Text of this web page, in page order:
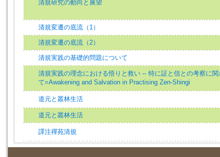
清規研究の動向と展望
清規変遷の底流（1）
清規変遷の底流（2）
清規実践の基礎的問題について
清規実践の理念における悟りと救い -- 特に証と信との考察に関
て=Awakening and Salvation in Practising Zen-Shingi
道元と叢林生活
道元と叢林生活
譯注禪苑清規